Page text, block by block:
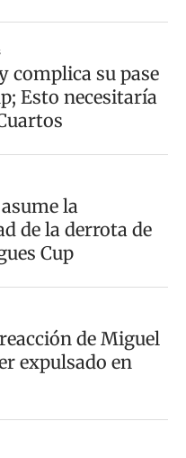
complica su pase
Esto necesitaría
la
de la derrota de
Cup
de Miguel
expulsado en